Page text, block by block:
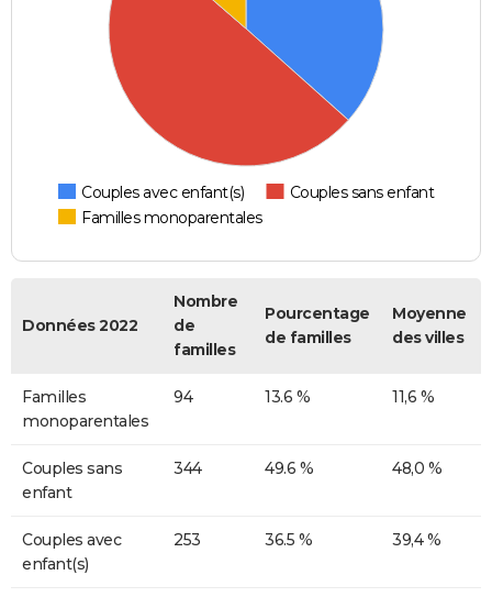
Couples avec enfant(s)
Couples sans enfant
Familles monoparentales
Données 2022
Nombre
de
familles
Pourcentage
de familles
Moyenne
des villes
Familles
monoparentales
94 13.6 % 11,6 %
Couples sans
enfant
344 49.6 % 48,0 %
Couples avec
enfant(s)
253 36.5 % 39,4 %